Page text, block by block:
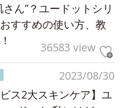
さん”？ユードットシリ
すすめの使い方、教
36583 view
2023/08/30
ビス2大スキンケア】ユ